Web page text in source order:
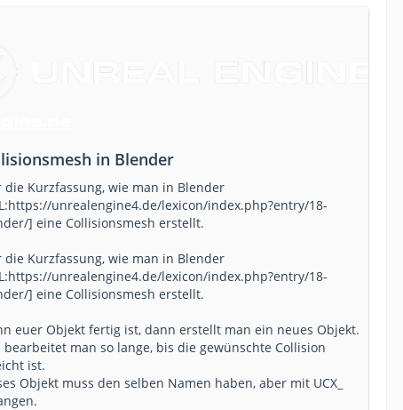
in Blender
die Kurzfassung, wie man in Blender
unrealengine4.de/lexicon/index.php?entry/18-
] eine Collisionsmesh erstellt.
die Kurzfassung, wie man in Blender
unrealengine4.de/lexicon/index.php?entry/18-
] eine Collisionsmesh erstellt.
euer Objekt fertig ist, dann erstellt man ein neues Objekt.
bearbeitet man so lange, bis die gewünschte Collision
ist.
Objekt muss den selben Namen haben, aber mit UCX_